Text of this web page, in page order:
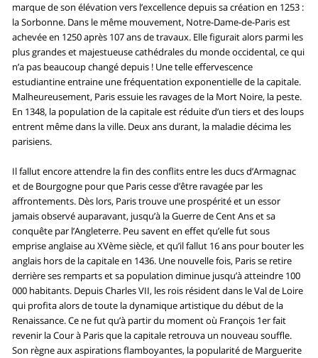
marque de son élévation vers l’excellence depuis sa création en 1253 :
la Sorbonne. Dans le même mouvement, Notre-Dame-de-Paris est
achevée en 1250 après 107 ans de travaux. Elle figurait alors parmi les
plus grandes et majestueuse cathédrales du monde occidental, ce qui
n’a pas beaucoup changé depuis ! Une telle effervescence
estudiantine entraine une fréquentation exponentielle de la capitale.
Malheureusement, Paris essuie les ravages de la Mort Noire, la peste.
En 1348, la population de la capitale est réduite d’un tiers et des loups
entrent même dans la ville. Deux ans durant, la maladie décima les
parisiens.
Il fallut encore attendre la fin des conflits entre les ducs d’Armagnac
et de Bourgogne pour que Paris cesse d’être ravagée par les
affrontements. Dès lors, Paris trouve une prospérité et un essor
jamais observé auparavant, jusqu’à la Guerre de Cent Ans et sa
conquête par l’Angleterre. Peu savent en effet qu’elle fut sous
emprise anglaise au XVème siècle, et qu’il fallut 16 ans pour bouter les
anglais hors de la capitale en 1436. Une nouvelle fois, Paris se retire
derrière ses remparts et sa population diminue jusqu’à atteindre 100
000 habitants. Depuis Charles VII, les rois résident dans le Val de Loire
qui profita alors de toute la dynamique artistique du début de la
Renaissance. Ce ne fut qu’à partir du moment où François 1er fait
revenir la Cour à Paris que la capitale retrouva un nouveau souffle.
Son règne aux aspirations flamboyantes, la popularité de Marguerite